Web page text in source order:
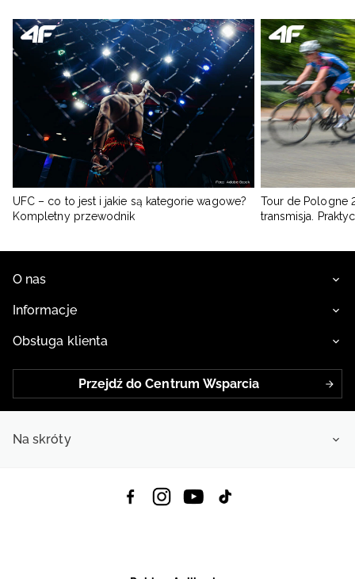
UFC – co to jest i jakie są kategorie wagowe?
Kompletny przewodnik
Tour de Pologne
transmisja.
O nas
Informacje
Obsługa klienta
Przejdź do Centrum Wsparcia
Na skróty